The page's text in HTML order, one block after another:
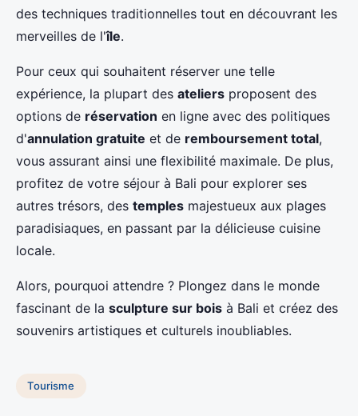
des techniques traditionnelles tout en découvrant les
merveilles de l'île.
Pour ceux qui souhaitent réserver une telle
expérience, la plupart des ateliers proposent des
options de réservation en ligne avec des politiques
d'annulation gratuite et de remboursement total,
vous assurant ainsi une flexibilité maximale. De plus,
profitez de votre séjour à Bali pour explorer ses
autres trésors, des temples majestueux aux plages
paradisiaques, en passant par la délicieuse cuisine
locale.
Alors, pourquoi attendre ? Plongez dans le monde
fascinant de la sculpture sur bois à Bali et créez des
souvenirs artistiques et culturels inoubliables.
Tourisme